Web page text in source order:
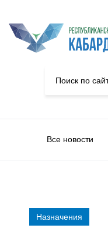
Все новости
Назначения